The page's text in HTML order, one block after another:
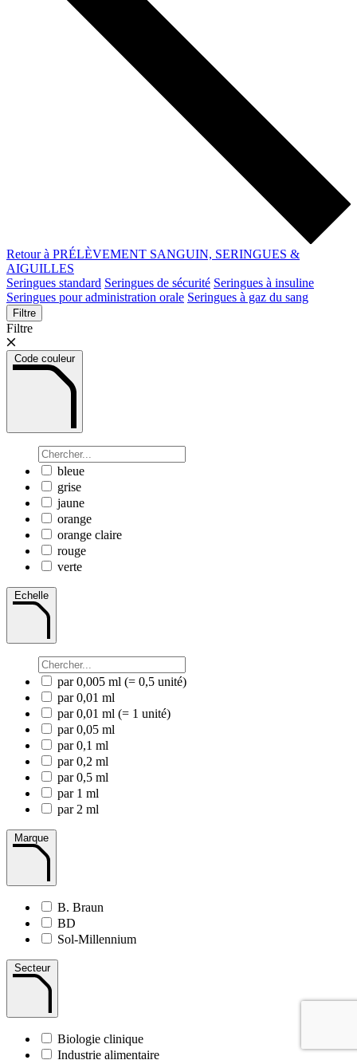
Retour à PRÉLÈVEMENT SANGUIN, SERINGUES &
AIGUILLES
Seringues standard Seringues de sécurité Seringues à insuline
Seringues pour administration orale Seringues à gaz du sang
Filtre
Filtre
Code couleur
bleue
grise
jaune
orange
orange claire
rouge
verte
Echelle
par 0,005 ml (= 0,5 unité)
par 0,01 ml
par 0,01 ml (= 1 unité)
par 0,05 ml
par 0,1 ml
par 0,2 ml
par 0,5 ml
par 1 ml
par 2 ml
Marque
B. Braun
BD
Sol-Millennium
Secteur
Biologie clinique
Industrie alimentaire